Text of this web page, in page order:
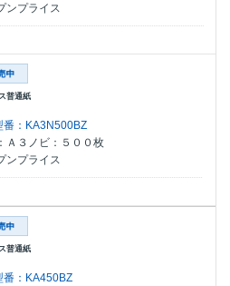
ンプライス
普通紙
番：KA3N500BZ
Ａ３ノビ：５００枚
ンプライス
普通紙
番：KA450BZ